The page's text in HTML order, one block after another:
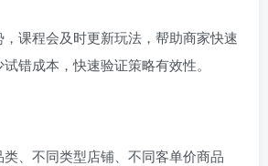
课程会及时更新玩法，帮助商家快速
错成本，快速验证策略有效性。
、不同类型店铺、不同客单价商品